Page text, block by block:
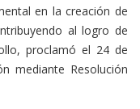
en la creación de
al logro de
proclamó el 24 de
mediante Resolución